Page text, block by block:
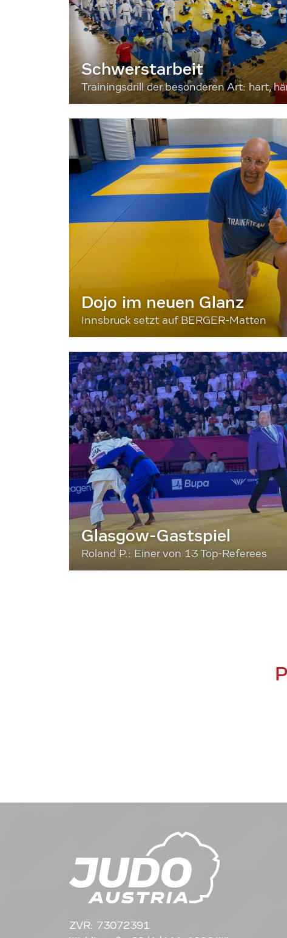
Schwerstarbeit
Trainingsdrill der besonderen Art: hart,
Dojo im neuen Glanz
Innsbruck setzt auf BERGER-Matten
Glasgow-Gastspiel
Roland P.: Einer von 13 Top-Referees
ZVR: 73072391